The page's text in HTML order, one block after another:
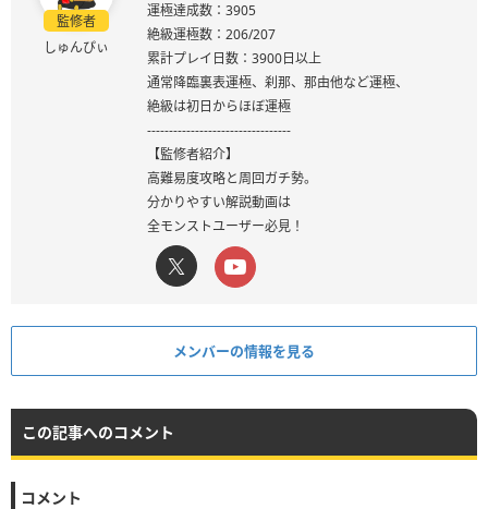
監修者
しゅんぴぃ
運極達成数：3905
絶級運極数：206/207
累計プレイ日数：3900日以上
通常降臨裏表運極、刹那、那由他など運極、
絶級は初日からほぼ運極
---------------------------------
【監修者紹介】
高難易度攻略と周回ガチ勢。
分かりやすい解説動画は
全モンストユーザー必見！
メンバーの情報を見る
この記事へのコメント
コメント